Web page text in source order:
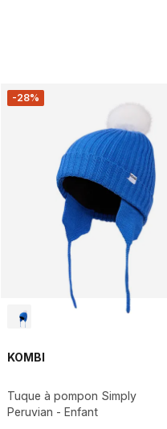
-28%
KOMBI
Tuque à pompon Simply
Peruvian - Enfant